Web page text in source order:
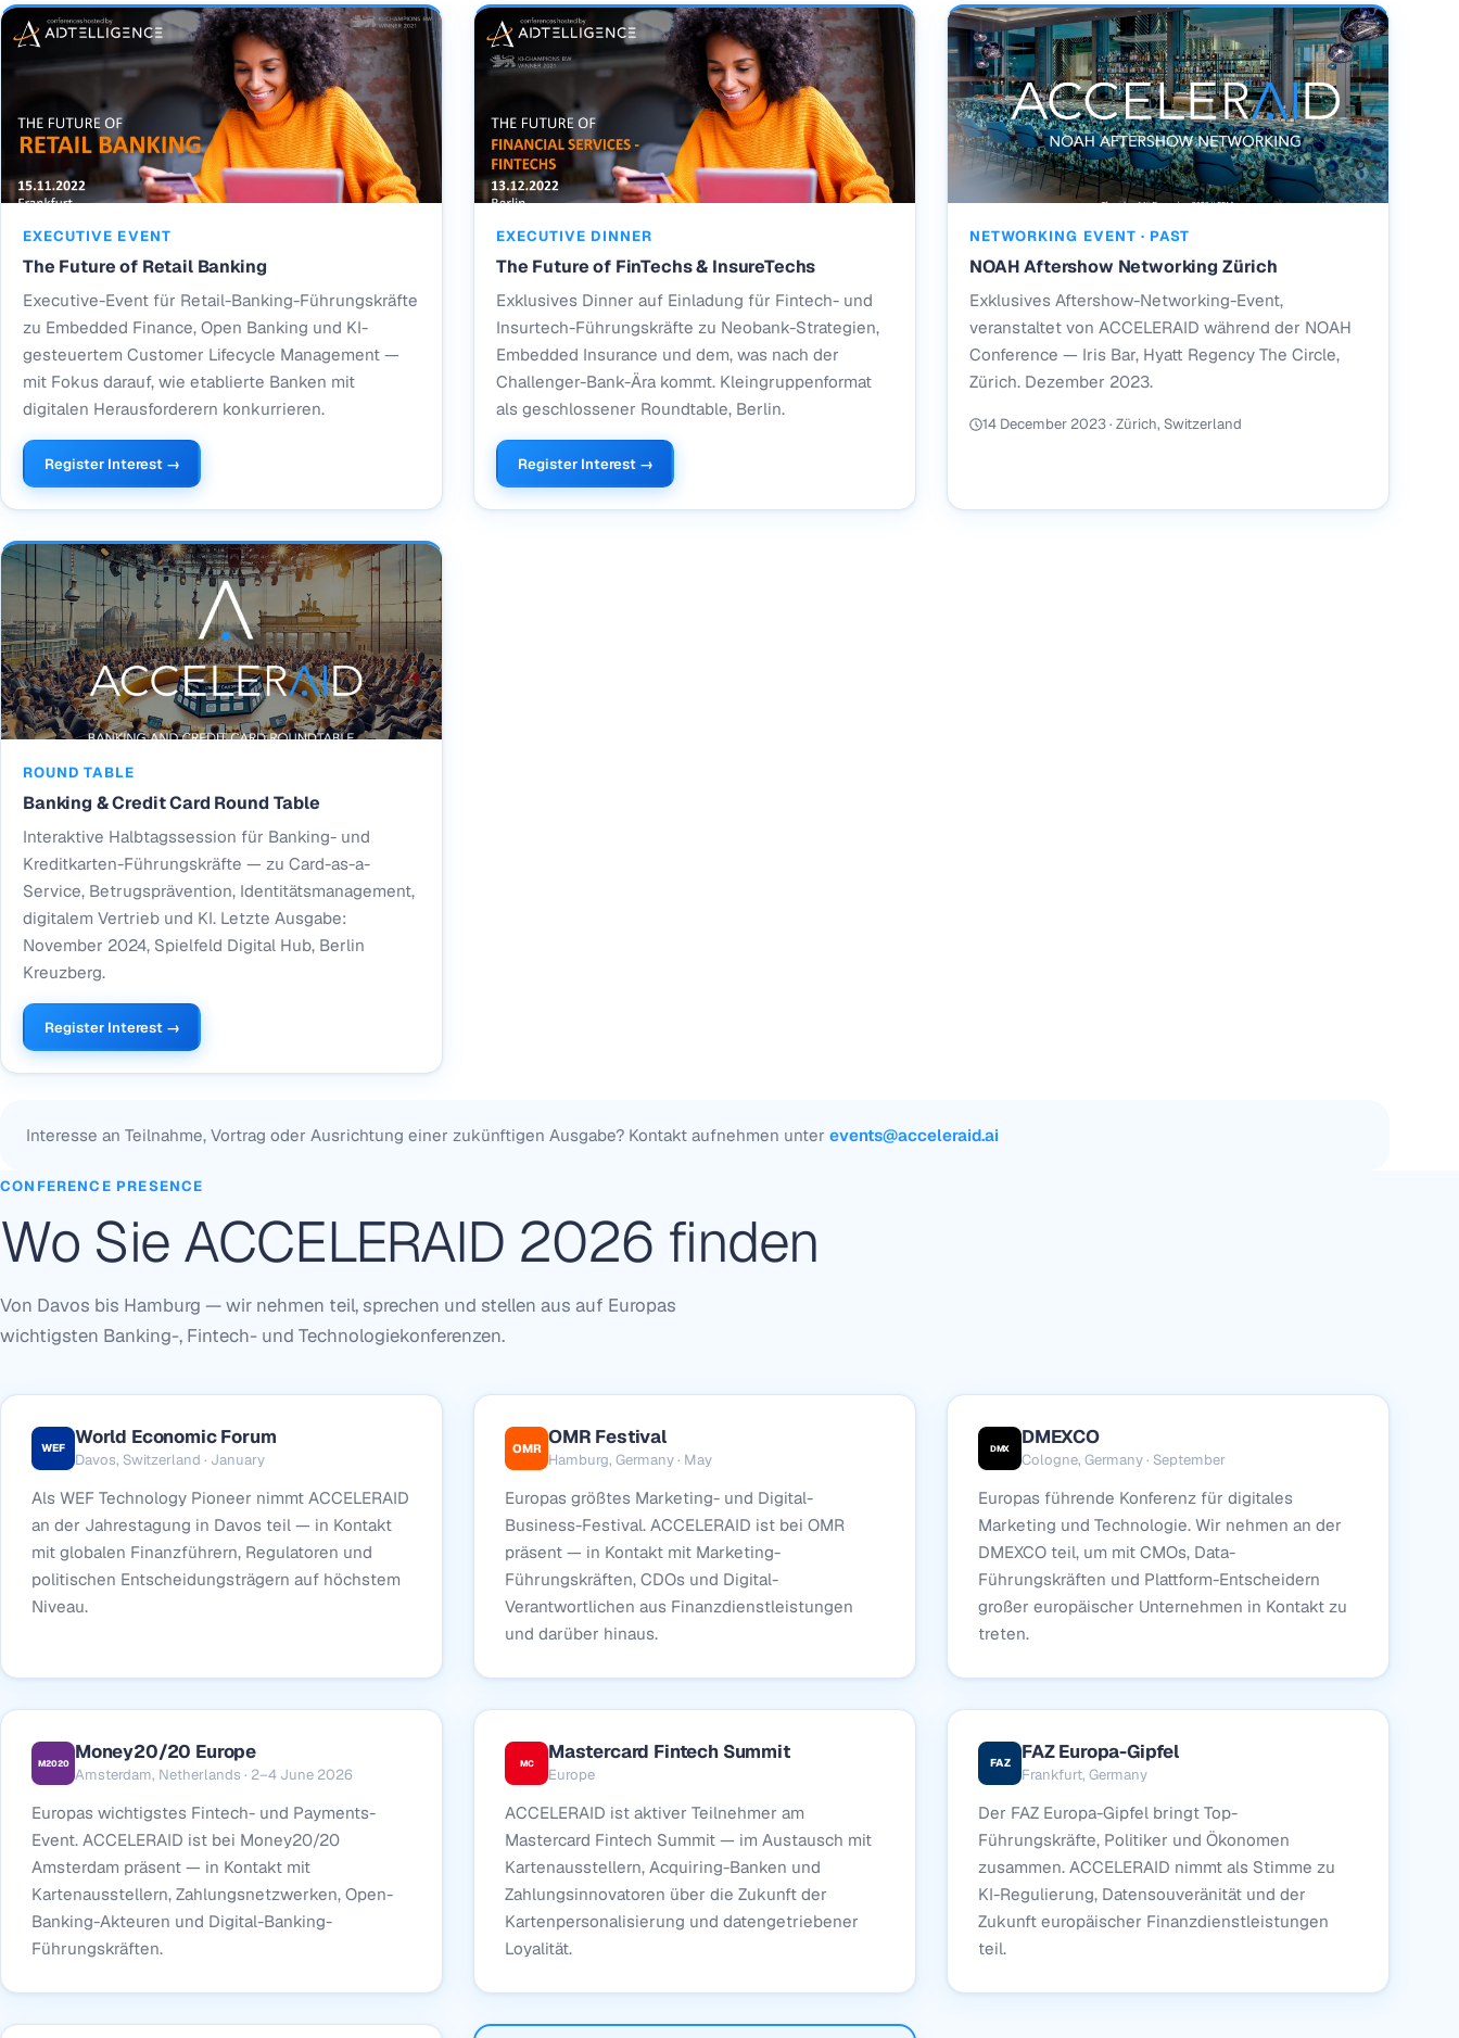
EXECUTIVE EVENT
The Future of Retail Banking
Executive-Event für Retail-Banking-Führungskräfte
zu Embedded Finance, Open Banking und KI-
gesteuertem Customer Lifecycle Management —
mit Fokus darauf, wie etablierte Banken mit
digitalen Herausforderern konkurrieren.
Register Interest →
EXECUTIVE DINNER
The Future of FinTechs & InsureTechs
Exklusives Dinner auf Einladung für Fintech- und
Insurtech-Führungskräfte zu Neobank-Strategien,
Embedded Insurance und dem, was nach der
Challenger-Bank-Ära kommt. Kleingruppenformat
als geschlossener Roundtable, Berlin.
Register Interest →
NETWORKING EVENT · PAST
NOAH Aftershow Networking Zürich
Exklusives Aftershow-Networking-Event,
veranstaltet von ACCELERAID während der NOAH
Conference — Iris Bar, Hyatt Regency The Circle,
Zürich. Dezember 2023.
14 December 2023 · Zürich, Switzerland
ROUND TABLE
Banking & Credit Card Round Table
Interaktive Halbtagssession für Banking- und
Kreditkarten-Führungskräfte — zu Card-as-a-
Service, Betrugsprävention, Identitätsmanagement,
digitalem Vertrieb und KI. Letzte Ausgabe:
November 2024, Spielfeld Digital Hub, Berlin
Kreuzberg.
Register Interest →
Interesse an Teilnahme, Vortrag oder Ausrichtung einer zukünftigen Ausgabe? Kontakt aufnehmen unter events@acceleraid.ai
CONFERENCE PRESENCE
Wo Sie ACCELERAID 2026 finden
Von Davos bis Hamburg — wir nehmen teil, sprechen und stellen aus auf Europas
wichtigsten Banking-, Fintech- und Technologiekonferenzen.
WEF World Economic Forum
Davos, Switzerland · January
Als WEF Technology Pioneer nimmt ACCELERAID
an der Jahrestagung in Davos teil — in Kontakt
mit globalen Finanzführern, Regulatoren und
politischen Entscheidungsträgern auf höchstem
Niveau.
OMR OMR Festival
Hamburg, Germany · May
Europas größtes Marketing- und Digital-
Business-Festival. ACCELERAID ist bei OMR
präsent — in Kontakt mit Marketing-
Führungskräften, CDOs und Digital-
Verantwortlichen aus Finanzdienstleistungen
und darüber hinaus.
DMX DMEXCO
Cologne, Germany · September
Europas führende Konferenz für digitales
Marketing und Technologie. Wir nehmen an der
DMEXCO teil, um mit CMOs, Data-
Führungskräften und Plattform-Entscheidern
großer europäischer Unternehmen in Kontakt zu
treten.
M2020 Money20/20 Europe
Amsterdam, Netherlands · 2–4 June 2026
Europas wichtigstes Fintech- und Payments-
Event. ACCELERAID ist bei Money20/20
Amsterdam präsent — in Kontakt mit
Kartenausstellern, Zahlungsnetzwerken, Open-
Banking-Akteuren und Digital-Banking-
Führungskräften.
MC Mastercard Fintech Summit
Europe
ACCELERAID ist aktiver Teilnehmer am
Mastercard Fintech Summit — im Austausch mit
Kartenausstellern, Acquiring-Banken und
Zahlungsinnovatoren über die Zukunft der
Kartenpersonalisierung und datengetriebener
Loyalität.
FAZ FAZ Europa-Gipfel
Frankfurt, Germany
Der FAZ Europa-Gipfel bringt Top-
Führungskräfte, Politiker und Ökonomen
zusammen. ACCELERAID nimmt als Stimme zu
KI-Regulierung, Datensouveränität und der
Zukunft europäischer Finanzdienstleistungen
teil.